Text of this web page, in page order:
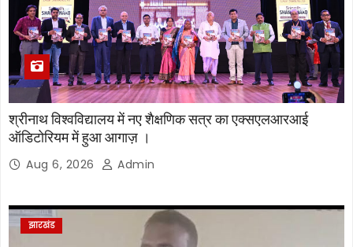
श्रीनाथ विश्वविद्यालय में नए शैक्षणिक सत्र का एक्सएलआरआई
ऑडिटोरियम में हुआ आगाज़ ।
Aug 6, 2026 Admin
झारखंड